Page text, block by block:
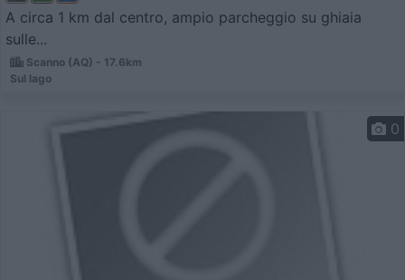
A circa 1 km dal centro, ampio parcheggio su ghiaia
sulle...
Scanno (AQ) - 17.6km
Sul lago
0